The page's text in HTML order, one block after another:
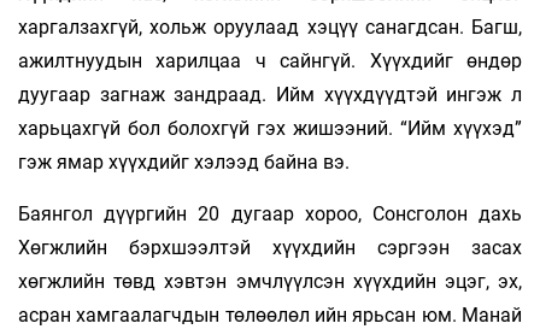
харгалзахгүй, хольж оруулаад хэцүү санагдсан. Багш,
ажилтнуудын харилцаа ч сайнгүй. Хүүхдийг өндөр
дуугаар загнаж зандраад. Ийм хүүхдүүдтэй ингэж л
харьцах­гүй бол болохгүй гэх жишээний. “Ийм хүүхэд”
гэж ямар хүүхдийг хэлээд байна вэ.
Баянгол дүүргийн 20 дугаар хороо, Сонсголон дахь
Хөгжлийн бэрхшээлтэй хүүхдийн сэргээн засах
хөгжлийн төвд хэвтэн эмчлүүлсэн хүүхдийн эцэг, эх,
асран хамгаалагчдын төлөөлөл ийн ярьсан юм. Манай